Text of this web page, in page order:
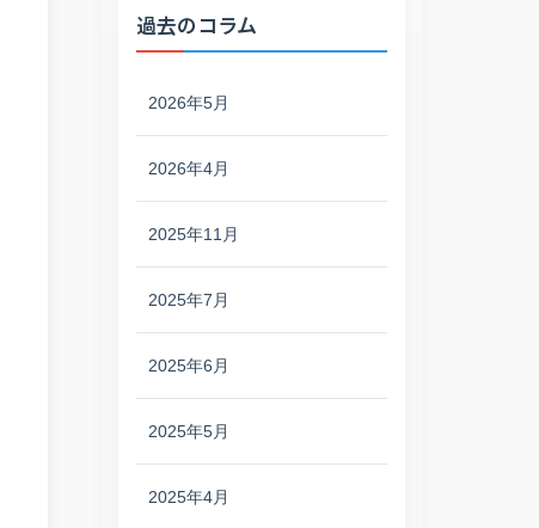
過去のコラム
2026年5月
2026年4月
2025年11月
2025年7月
2025年6月
2025年5月
2025年4月